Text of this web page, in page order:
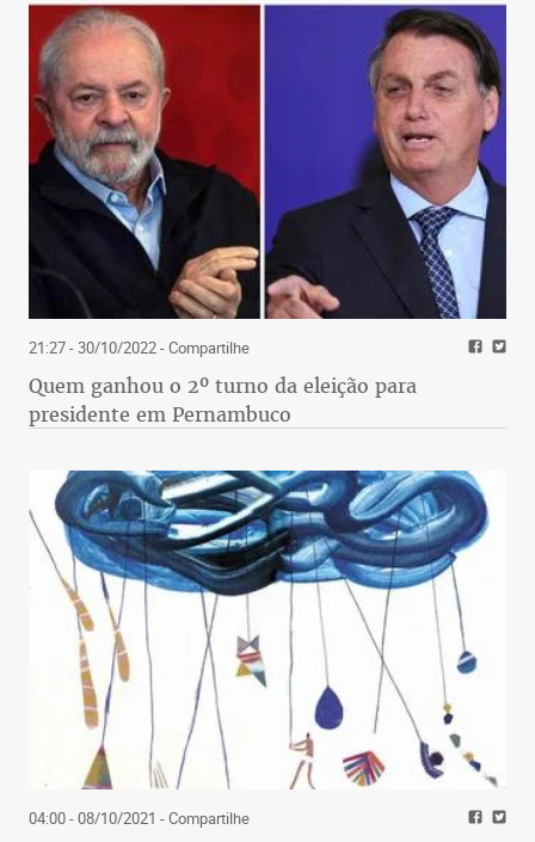
21:27 - 30/10/2022- Compartilhe
Quem ganhou o 2º turno da eleição para
presidente em Pernambuco
04:00 - 08/10/2021 - Compartilhe